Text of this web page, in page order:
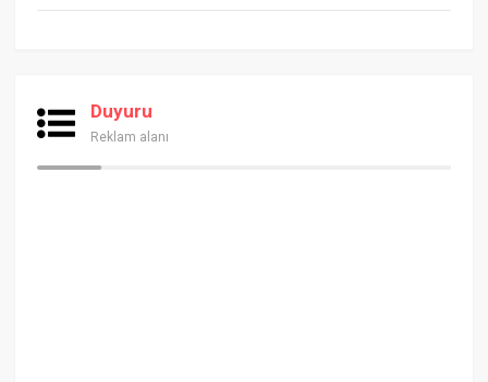
Duyuru
Reklam alanı